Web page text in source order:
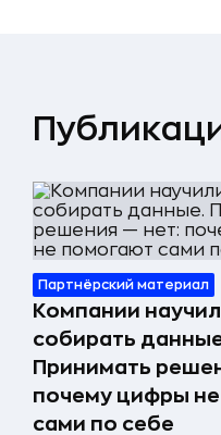
Партнёрский материал
Компании
собирать
Принимать
почему цифры
сами по себе